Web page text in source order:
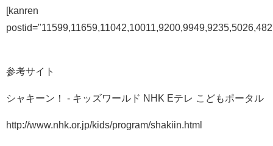
[kanren
参考サイト
シャキーン！ - キッズワールド NHK Eテレ こどもポータル
http://www.nhk.or.jp/kids/program/shakiin.html